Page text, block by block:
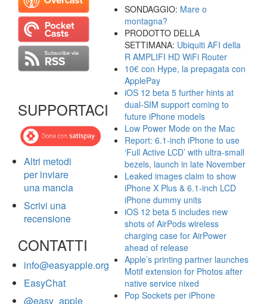
SUPPORTACI
Altri metodi
per inviare
una mancia
Scrivi una
recensione
CONTATTI
info@easyapple.org
EasyChat
@easy_apple
SONDAGGIO: Mare o
montagna?
PRODOTTO DELLA
SETTIMANA: Ubiquiti AFI della
R AMPLIFI HD WiFi Router
10€ con Hype, la prepagata con
ApplePay
iOS 12 beta 5 further hints at
dual-SIM support coming to
future iPhone models
Low Power Mode on the Mac
Report: 6.1-inch iPhone to use
‘Full Active LCD’ with ultra-small
bezels, launch in late November
Leaked images claim to show
iPhone X Plus & 6.1-inch LCD
iPhone dummy units
iOS 12 beta 5 includes new
shots of AirPods wireless
charging case for AirPower
ahead of release
Apple’s printing partner launches
Motif extension for Photos after
native service nixed
Pop Sockets per iPhone